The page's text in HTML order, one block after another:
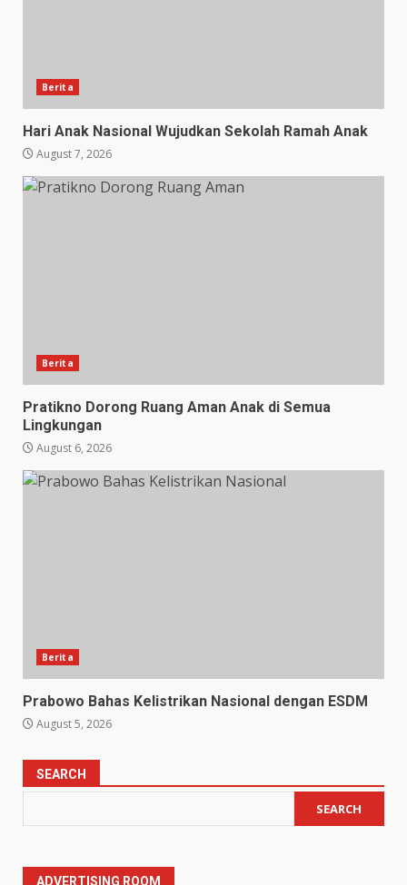
Berita
Hari Anak Nasional Wujudkan Sekolah Ramah Anak
August 7, 2026
Berita
Pratikno Dorong Ruang Aman Anak di Semua
Lingkungan
August 6, 2026
Berita
Prabowo Bahas Kelistrikan Nasional dengan ESDM
August 5, 2026
SEARCH
SEARCH
ADVERTISING ROOM